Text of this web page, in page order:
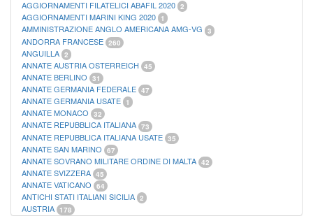
AGGIORNAMENTI FILATELICI ABAFIL 2020 2
AGGIORNAMENTI MARINI KING 2020 1
AMMINISTRAZIONE ANGLO AMERICANA AMG-VG 3
ANDORRA FRANCESE 260
ANGUILLA 2
ANNATE AUSTRIA OSTERREICH 45
ANNATE BERLINO 31
ANNATE GERMANIA FEDERALE 47
ANNATE GERMANIA USATE 1
ANNATE MONACO 32
ANNATE REPUBBLICA ITALIANA 73
ANNATE REPUBBLICA ITALIANA USATE 35
ANNATE SAN MARINO 67
ANNATE SOVRANO MILITARE ORDINE DI MALTA 42
ANNATE SVIZZERA 45
ANNATE VATICANO 64
ANTICHI STATI ITALIANI SICILIA 2
AUSTRIA 178